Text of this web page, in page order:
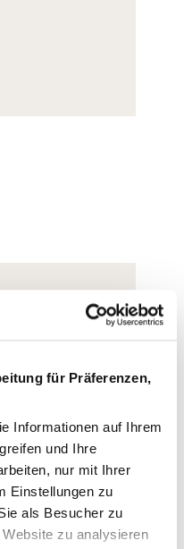
für Präferenzen,
Informationen auf Ihrem
und Ihre
nur mit Ihrer
Einstellungen zu
als Besucher zu
zu analysieren